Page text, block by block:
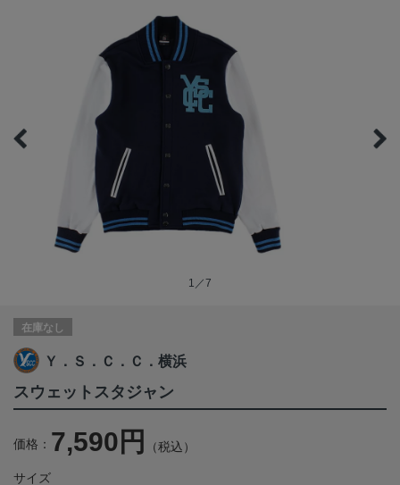
1／7
在庫なし
Ｙ．Ｓ．Ｃ．Ｃ．横浜
スウェットスタジャン
価格： 7,590円 （税込）
サイズ